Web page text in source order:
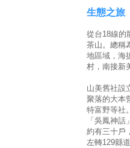
生態之旅
從台18線的
茶山。總稱
地區域，海
村，南接新
山美舊社設
聚落的大本
特富野等社
「吳鳳神
約有三十戶
左轉129縣